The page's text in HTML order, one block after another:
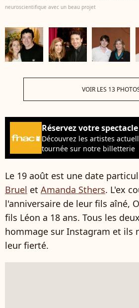
neuroscientifique avec un beau projet
VOIR LES 13
Réservez votre spectacle
Découvrez les artistes
tournée sur notre billetterie
Le 19 août est une date
Bruel et Amanda Sthers. L'ex
l'anniversaire de leur fils aîné,
fils Léon a 18 ans. Tous les
hommage sur Instagram et ils
leur fierté.